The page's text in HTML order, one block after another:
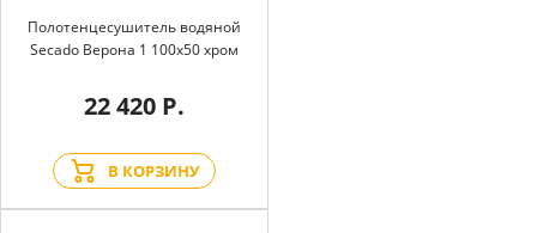
Полотенцесушитель водяной
Secado Верона 1 100x50 хром
22 420 Р.
В КОРЗИНУ